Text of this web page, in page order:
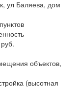
ул Баляева, дом
объектов,
(высотная